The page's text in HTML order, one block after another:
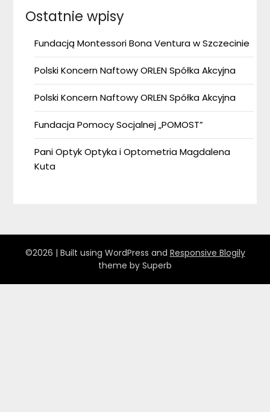
Ostatnie wpisy
Fundacją Montessori Bona Ventura w Szczecinie
Polski Koncern Naftowy ORLEN Spółka Akcyjna
Polski Koncern Naftowy ORLEN Spółka Akcyjna
Fundacja Pomocy Socjalnej „POMOST”
Pani Optyk Optyka i Optometria Magdalena
Kuta
©2026 | Built using WordPress and Responsive Blogily
theme by Superb